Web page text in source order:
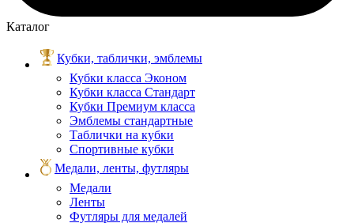
Каталог
Кубки, таблички, эмблемы
Кубки класса Эконом
Кубки класса Стандарт
Кубки Премиум класса
Эмблемы стандартные
Таблички на кубки
Спортивные кубки
Медали, ленты, футляры
Медали
Ленты
Футляры для медалей